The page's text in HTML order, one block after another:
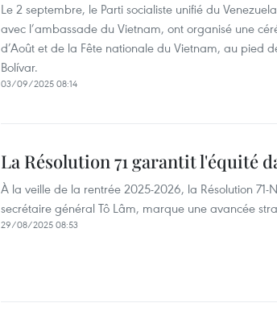
Le 2 septembre, le Parti socialiste unifié du
avec l’ambassade du Vietnam, ont organisé une
d’Août et de la Fête nationale du Vietnam, au pied
Bolívar.
03/09/2025 08:14
La Résolution 71 garantit l'équité
À la veille de la rentrée 2025-2026, la Résolution
secrétaire général Tô Lâm, marque une avancée
29/08/2025 08:53